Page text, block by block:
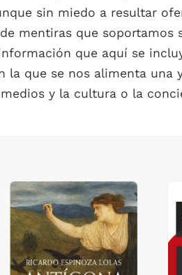
sin miedo a resultar
mentiras que soportamos
que aquí se
que se nos alimenta una
y la cultura o la